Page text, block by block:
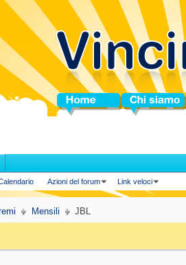
Home Chi siamo
Azioni del forum Link veloci
Mensili JBL